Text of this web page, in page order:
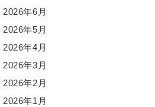
2026年6月
2026年5月
2026年4月
2026年3月
2026年2月
2026年1月